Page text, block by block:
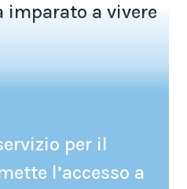
imparato a vivere
per il
l’accesso a